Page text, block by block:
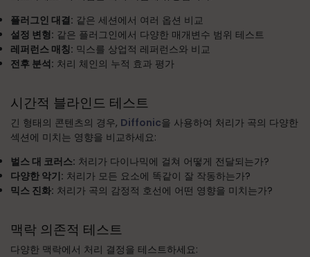
플러그인 대결: 같은 세션에서 여러 옵션 비교
설정 변형: 같은 플러그인에서 다양한 매개변수 범위 테스트
레퍼런스 매칭: 믹스를 상업적 레퍼런스와 비교
전후 분석: 처리 체인의 누적 효과 평가
시간적 블라인드 테스트
긴 형태의 콘텐츠의 경우, Diffonic을 사용하여 처리가 곡의 다양한
섹션에 미치는 영향을 비교하세요:
벌스 대 코러스: 처리가 다이나믹에 걸쳐 어떻게 전달되는가?
다양한 악기: 처리가 모든 요소에 똑같이 잘 작동하는가?
믹스 진화: 처리가 곡의 감정적 호선에 어떤 영향을 미치는가?
맥락 의존적 테스트
다양한 맥락에서 처리 결정을 테스트하세요: